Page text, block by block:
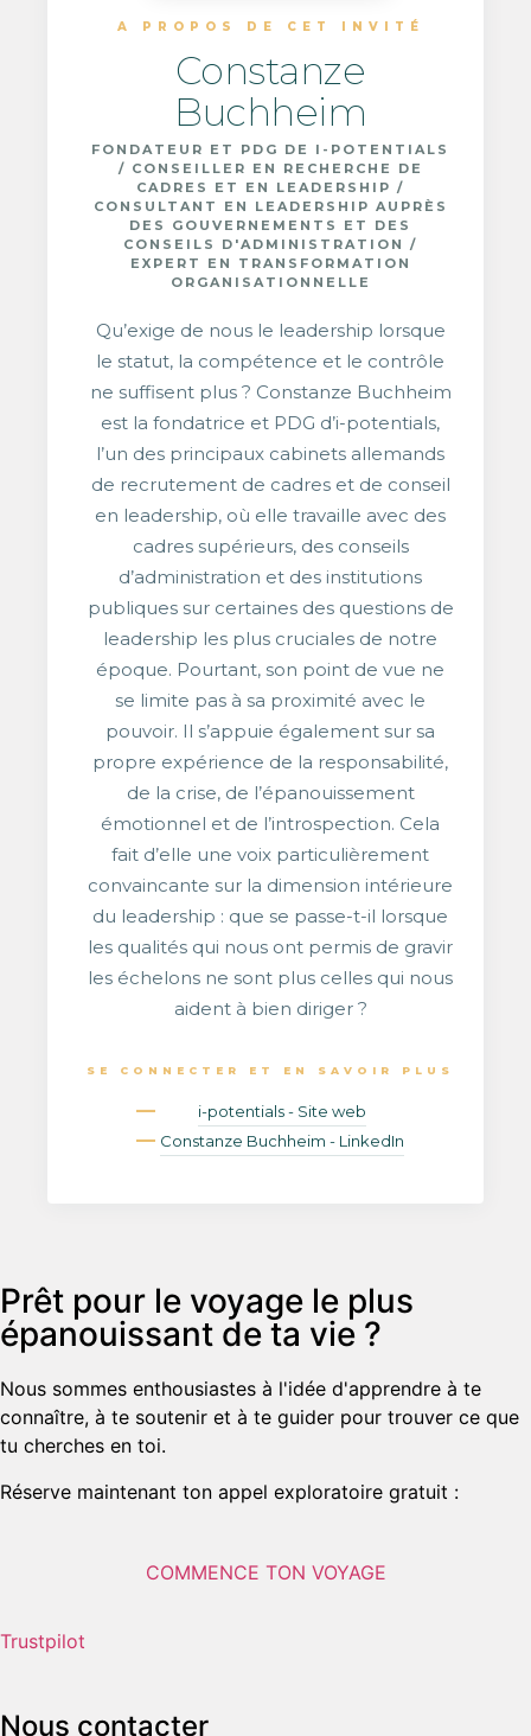
A PROPOS DE CET INVITÉ
Constanze
Buchheim
FONDATEUR ET PDG DE I-POTENTIALS
/ CONSEILLER EN RECHERCHE DE
CADRES ET EN LEADERSHIP /
CONSULTANT EN LEADERSHIP AUPRÈS
DES GOUVERNEMENTS ET DES
CONSEILS D'ADMINISTRATION /
EXPERT EN TRANSFORMATION
ORGANISATIONNELLE
Qu’exige de nous le leadership lorsque
le statut, la compétence et le contrôle
ne suffisent plus ? Constanze Buchheim
est la fondatrice et PDG d’i-potentials,
l’un des principaux cabinets allemands
de recrutement de cadres et de conseil
en leadership, où elle travaille avec des
cadres supérieurs, des conseils
d’administration et des institutions
publiques sur certaines des questions de
leadership les plus cruciales de notre
époque. Pourtant, son point de vue ne
se limite pas à sa proximité avec le
pouvoir. Il s’appuie également sur sa
propre expérience de la responsabilité,
de la crise, de l’épanouissement
émotionnel et de l’introspection. Cela
fait d’elle une voix particulièrement
convaincante sur la dimension intérieure
du leadership : que se passe-t-il lorsque
les qualités qui nous ont permis de gravir
les échelons ne sont plus celles qui nous
aident à bien diriger ?
SE CONNECTER ET EN SAVOIR PLUS
i-potentials - Site web
Constanze Buchheim - LinkedIn
Prêt pour le voyage le plus
épanouissant de ta vie ?
Nous sommes enthousiastes à l'idée d'apprendre à te
connaître, à te soutenir et à te guider pour trouver ce que
tu cherches en toi.
Réserve maintenant ton appel exploratoire gratuit :
COMMENCE TON VOYAGE
Trustpilot
Nous contacter